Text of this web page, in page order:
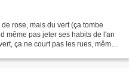
rose, mais du vert (ça tombe
même pas jeter ses habits de l'an
ça ne court pas les rues, même